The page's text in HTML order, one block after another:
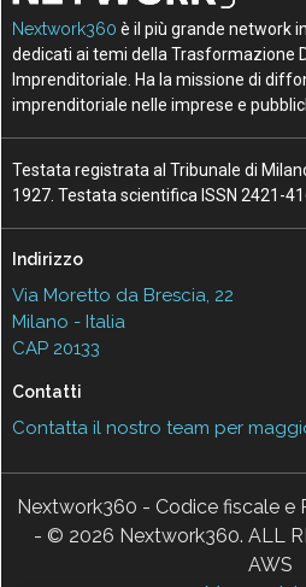
Nextwork360 è il più grande network
dedicati ai temi della Trasformazione
Imprenditoriale. Ha la missione di
imprenditoriale nelle imprese e
Testata registrata al Tribunale di
1927. Testata scientifica ISSN 2421-
Indirizzo
Via Moretto da Brescia, 22
Milano - Italia
CAP 20133
Contatti
Contatta il nostro team per
Nextwork360 - Codice fiscale e
- © 2026 Nextwork360. ALL
AWS